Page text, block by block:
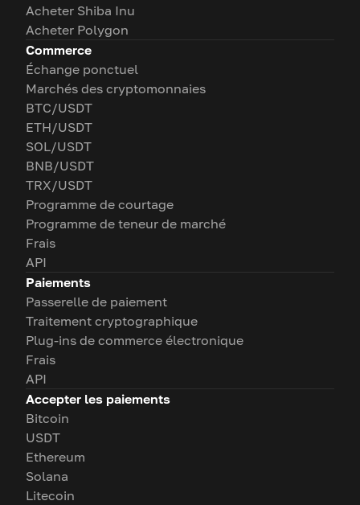
Acheter Shiba Inu
Acheter Polygon
Commerce
Échange ponctuel
Marchés des cryptomonnaies
BTC/USDT
ETH/USDT
SOL/USDT
BNB/USDT
TRX/USDT
Programme de courtage
Programme de teneur de marché
Frais
API
Paiements
Passerelle de paiement
Traitement cryptographique
Plug-ins de commerce électronique
Frais
API
Accepter les paiements
Bitcoin
USDT
Ethereum
Solana
Litecoin